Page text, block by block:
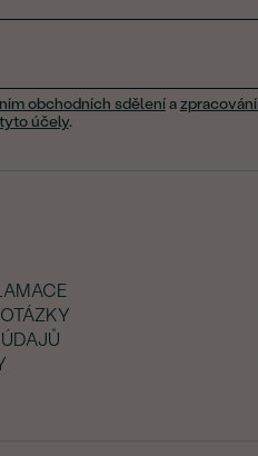
obchodních sdělenía
účely.